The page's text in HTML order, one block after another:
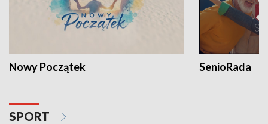
Nowy Początek SenioRada
SPORT